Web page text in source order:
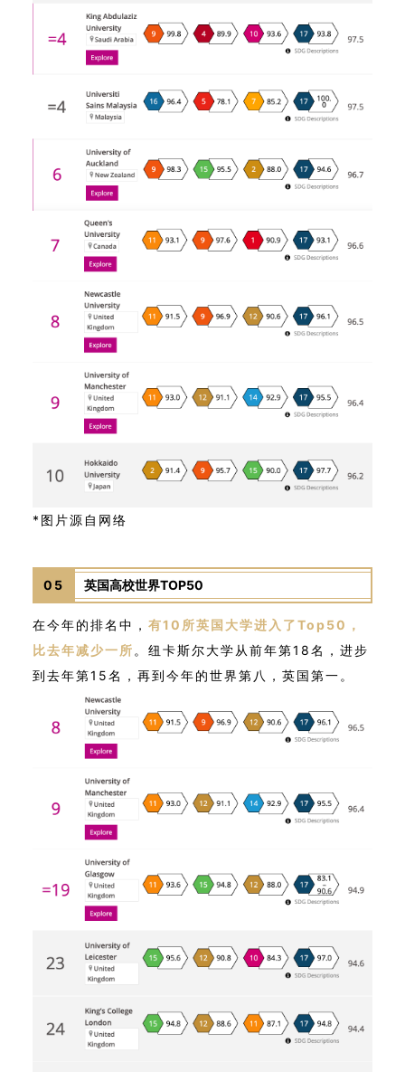
*图片源自网络
05 英国高校世界TOP50
在今年的排名中， 有10所英国大学进入了Top50，
比去年减少一所 。 纽卡斯尔大学从前年第18名，进步
到去年第15名，再到今年的世界第八，英国第一。